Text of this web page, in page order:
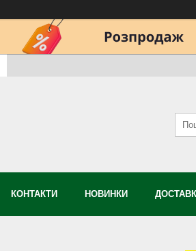
КОНТАКТИ НОВИНКИ